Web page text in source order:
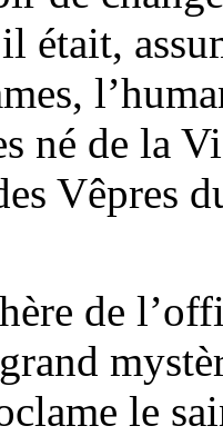
était,
né de la
Vêpres
de
le